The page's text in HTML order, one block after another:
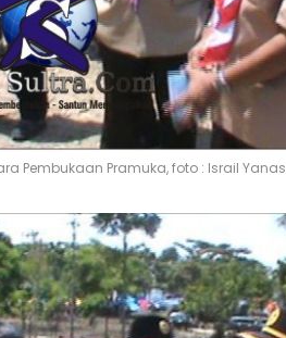
Pembukaan Pramuka, foto : Israil Yanas